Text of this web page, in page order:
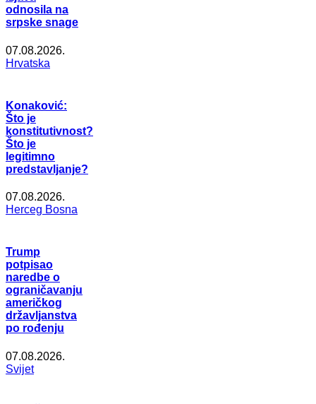
odnosila na
srpske snage
07.08.2026.
Hrvatska
Konaković:
Što je
konstitutivnost?
Što je
legitimno
predstavljanje?
07.08.2026.
Herceg Bosna
Trump
potpisao
naredbe o
ograničavanju
američkog
državljanstva
po rođenju
07.08.2026.
Svijet